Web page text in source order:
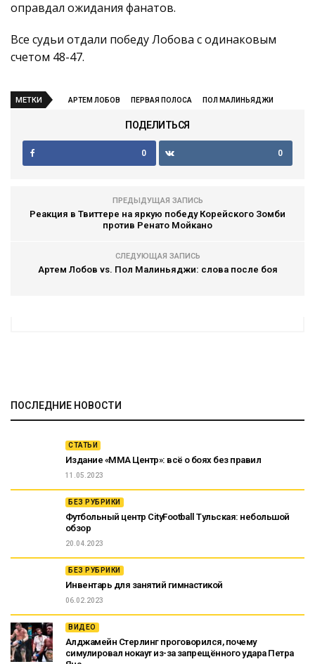
оправдал ожидания фанатов.
Все судьи отдали победу Лобова с одинаковым
счетом 48-47.
МЕТКИ АРТЕМ ЛОБОВ ПЕРВАЯ ПОЛОСА ПОЛ МАЛИНЬЯДЖИ
ПОДЕЛИТЬСЯ
0 0
ПРЕДЫДУЩАЯ ЗАПИСЬ
Реакция в Твиттере на яркую победу Корейского Зомби
против Ренато Мойкано
СЛЕДУЮЩАЯ ЗАПИСЬ
Артем Лобов vs. Пол Малиньяджи: слова после боя
ПОСЛЕДНИЕ НОВОСТИ
СТАТЬИ
Издание «ММА Центр»: всё о боях без правил
11.05.2023
БЕЗ РУБРИКИ
Футбольный центр CityFootball Тульская: небольшой
обзор
20.04.2023
БЕЗ РУБРИКИ
Инвентарь для занятий гимнастикой
06.02.2023
ВИДЕО
Алджамейн Стерлинг проговорился, почему
симулировал нокаут из-за запрещённого удара Петра